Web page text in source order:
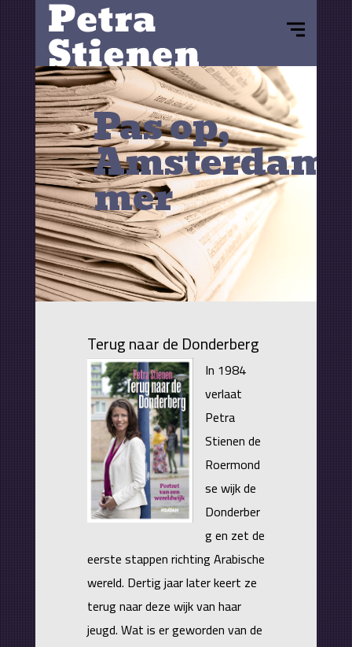
Pas op,
Amsterdam
mer
Terug naar de Donderberg
In 1984
verlaat
Petra
Stienen de
Roermond
se wijk de
Donderber
g en zet de
eerste stappen richting Arabische
wereld. Dertig jaar later keert ze
terug naar deze wijk van haar
jeugd. Wat is er geworden van de